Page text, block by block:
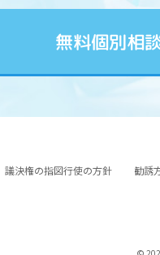
無料個別相
議決権の指図行使の方針 勧誘